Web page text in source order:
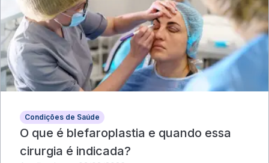
Condições de Saúde
O que é blefaroplastia e quando essa
cirurgia é indicada?